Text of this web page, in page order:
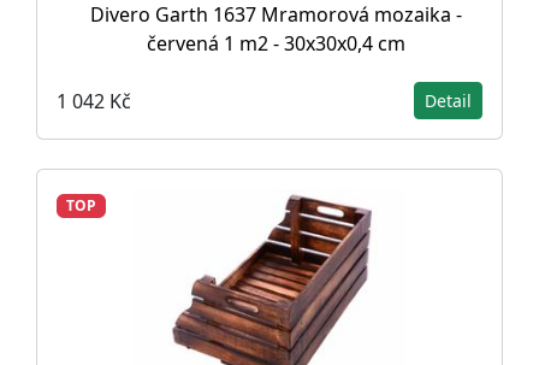
Divero Garth 1637 Mramorová mozaika -
červená 1 m2 - 30x30x0,4 cm
1 042 Kč Detail
TOP